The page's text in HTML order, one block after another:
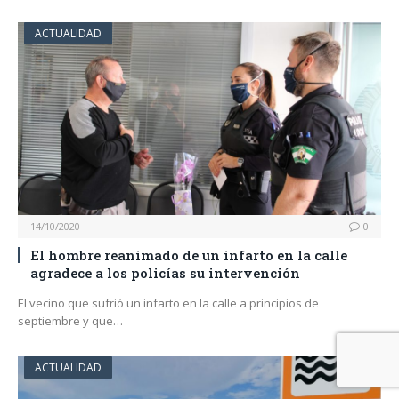
ACTUALIDAD
14/10/2020 0
El hombre reanimado de un infarto en la calle
agradece a los policías su intervención
El vecino que sufrió un infarto en la calle a principios de
septiembre y que…
ACTUALIDAD